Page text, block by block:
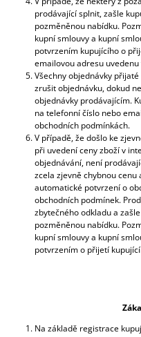
prodávající splnit, zašle
pozměněnou nabídku.
kupní smlouvy a kupní
potvrzením kupujícího o
emailovou adresu
Všechny objednávky
zrušit objednávku, dokud
objednávky prodávajícím.
na telefonní číslo nebo
obchodních podmínkách.
V případě, že došlo ke
při uvedení ceny zboží v
objednávání, není
zcela zjevně chybnou
automatické potvrzení o
obchodních podmínek.
zbytečného odkladu a
pozměněnou nabídku.
kupní smlouvy a kupní
potvrzením o přijetí
Na základě registrace